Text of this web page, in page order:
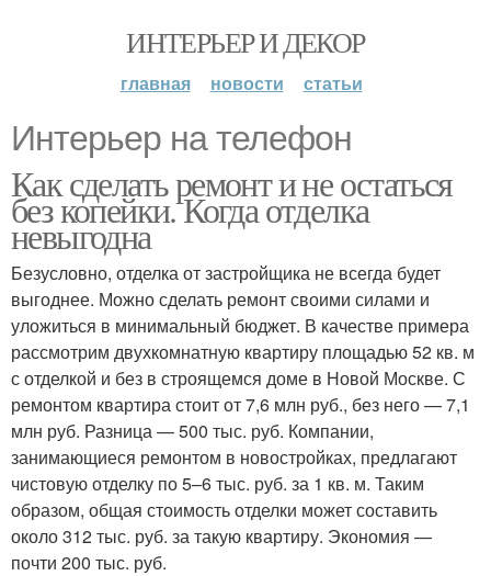
ИНТЕРЬЕР И ДЕКОР
главная новости статьи
Интерьер на телефон
Как сделать ремонт и не остаться
без копейки. Когда отделка
невыгодна
Безусловно, отделка от застройщика не всегда будет
выгоднее. Можно сделать ремонт своими силами и
уложиться в минимальный бюджет. В качестве примера
рассмотрим двухкомнатную квартиру площадью 52 кв. м
с отделкой и без в строящемся доме в Новой Москве. С
ремонтом квартира стоит от 7,6 млн руб., без него — 7,1
млн руб. Разница — 500 тыс. руб. Компании,
занимающиеся ремонтом в новостройках, предлагают
чистовую отделку по 5–6 тыс. руб. за 1 кв. м. Таким
образом, общая стоимость отделки может составить
около 312 тыс. руб. за такую квартиру. Экономия —
почти 200 тыс. руб.